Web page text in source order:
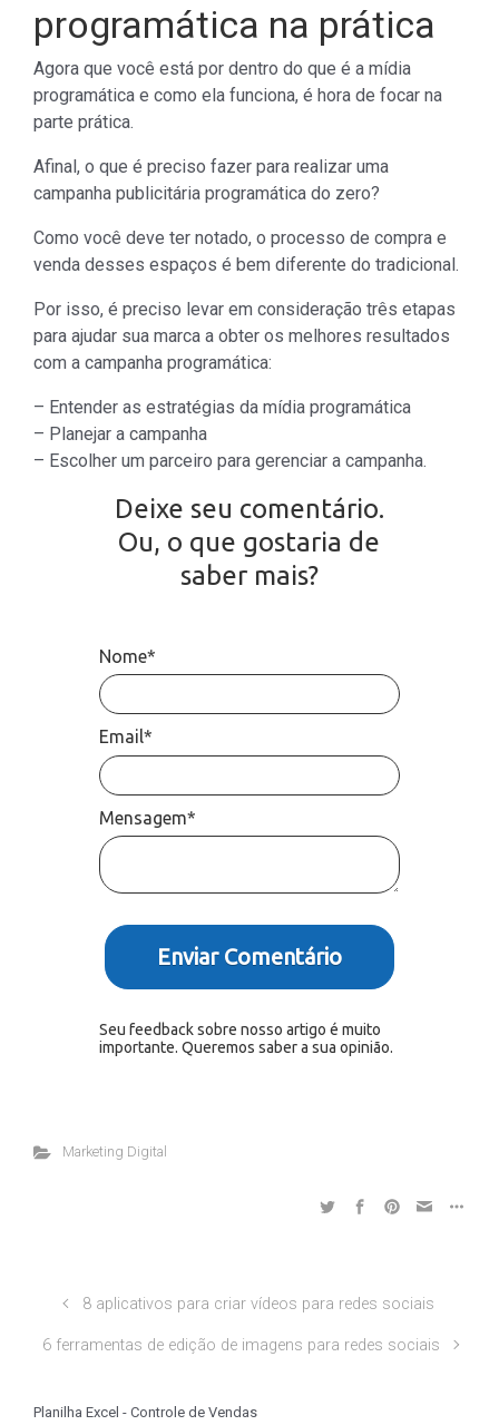
programática na prática
Agora que você está por dentro do que é a mídia
programática e como ela funciona, é hora de focar na
parte prática.
Afinal, o que é preciso fazer para realizar uma
campanha publicitária programática do zero?
Como você deve ter notado, o processo de compra e
venda desses espaços é bem diferente do tradicional.
Por isso, é preciso levar em consideração três etapas
para ajudar sua marca a obter os melhores resultados
com a campanha programática:
– Entender as estratégias da mídia programática
– Planejar a campanha
– Escolher um parceiro para gerenciar a campanha.
Deixe seu comentário.
Ou, o que gostaria de
saber mais?
Nome*
Email*
Mensagem*
Enviar Comentário
Seu feedback sobre nosso artigo é muito
importante. Queremos saber a sua opinião.
Marketing Digital
8 aplicativos para criar vídeos para redes sociais
6 ferramentas de edição de imagens para redes sociais
Planilha Excel - Controle de Vendas